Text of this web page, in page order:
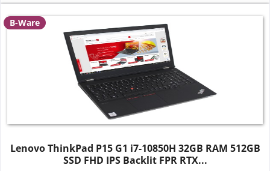
B-Ware
Lenovo ThinkPad P15 G1 i7-10850H 32GB RAM 512GB
SSD FHD IPS Backlit FPR RTX...